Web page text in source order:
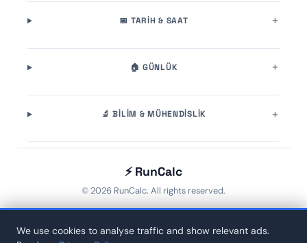
📅 TARIH & SAAT
🏠 GÜNLÜK
🔬 BILIM & MÜHENDISLIK
⚡ RunCalc
© 2026 RunCalc. All rights reserved.
Home 🏷️ Tags About Contact Privacy
We use cookies to analyse traffic and show relevant ads.